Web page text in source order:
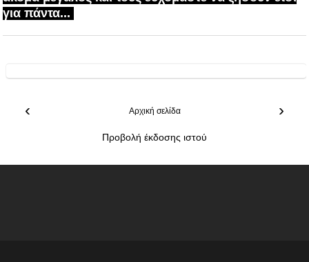
για πάντα...
‹ ›
Αρχική σελίδα
Προβολή έκδοσης ιστού